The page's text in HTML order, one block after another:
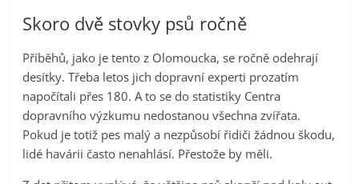
Skoro dvě stovky psů ročně
Příběhů, jako je tento z Olomoucka, se ročně odehrají
desítky. Třeba letos jich dopravní experti prozatím
napočítali přes 180. A to se do statistiky Centra
dopravního výzkumu nedostanou všechna zvířata.
Pokud je totiž pes malý a nezpůsobí řidiči žádnou škodu,
lidé havárii často nenahlásí. Přestože by měli.